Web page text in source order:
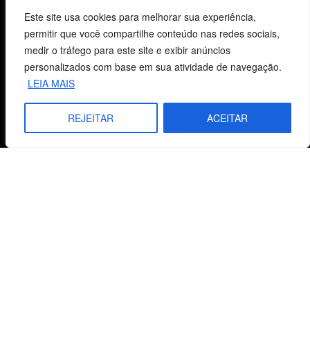
Este site usa cookies para melhorar sua experiência,
permitir que você compartilhe conteúdo nas redes sociais,
medir o tráfego para este site e exibir anúncios
personalizados com base em sua atividade de navegação.
LEIA MAIS
REJEITAR ACEITAR
Centro de Estudos Bíblicos
CNPJ: 29.832.607/0001-10
São Leopoldo, RS, Brasil
Fale Conosco